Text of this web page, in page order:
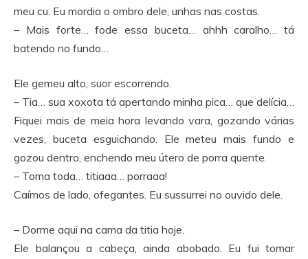
meu cu. Eu mordia o ombro dele, unhas nas costas.
– Mais forte… fode essa buceta… ahhh caralho… tá
batendo no fundo…
Ele gemeu alto, suor escorrendo.
– Tia… sua xoxota tá apertando minha pica… que delícia…
Fiquei mais de meia hora levando vara, gozando várias
vezes, buceta esguichando. Ele meteu mais fundo e
gozou dentro, enchendo meu útero de porra quente.
– Toma toda… titiaaa… porraaa!
Caímos de lado, ofegantes. Eu sussurrei no ouvido dele.
– Dorme aqui na cama da titia hoje.
Ele balançou a cabeça, ainda abobado. Eu fui tomar